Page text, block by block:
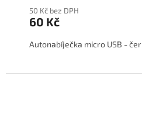
50 Kč bez DPH
60 Kč
Autonabíječka micro USB -